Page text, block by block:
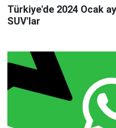
Türkiye'de 2024 Ocak
SUV'lar